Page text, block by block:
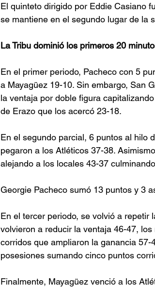
El quinteto dirigido por Eddie Casiano
se mantiene en el segundo lugar de la
La Tribu dominió los primeros 20
En el primer periodo, Pacheco con 5
a Mayagüez 19-10. Sin embargo, San
la ventaja por doble figura
de Erazo que los acercó 23-18.
En el segundo parcial, 6 puntos al hilo
pegaron a los Atléticos 37-38.
alejando a los locales 43-37
Georgie Pacheco sumó 13 puntos y 3
En el tercer periodo, se volvió a repetir
volvieron a reducir la ventaja 46-47,
corridos que ampliaron la ganancia
posesiones sumando cinco puntos
Finalmente, Mayagüez venció a los